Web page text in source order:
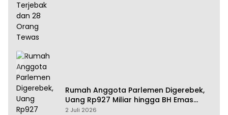
Rumah Anggota Parlemen Digerebek,
Uang Rp927 Miliar hingga BH Emas
Disita
2 Juli 2026